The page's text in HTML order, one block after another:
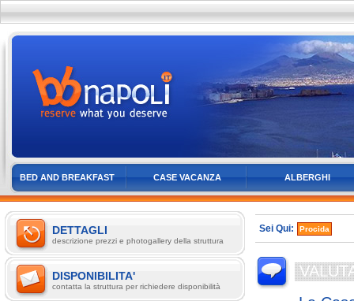
BED AND BREAKFAST CASE VACANZA ALBERGHI
DETTAGLI
descrizione prezzi e photogallery della struttura
DISPONIBILITA'
contatta la struttura per richiedere disponibilità
Sei Qui: Procida